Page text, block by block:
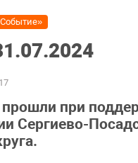
при
Сергиево-